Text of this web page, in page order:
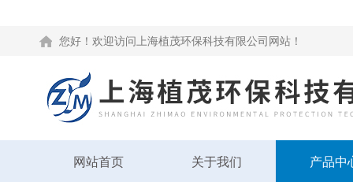
您好！欢迎访问上海植茂环保科技有限公司网站！
网站首页 关于我们 产品中